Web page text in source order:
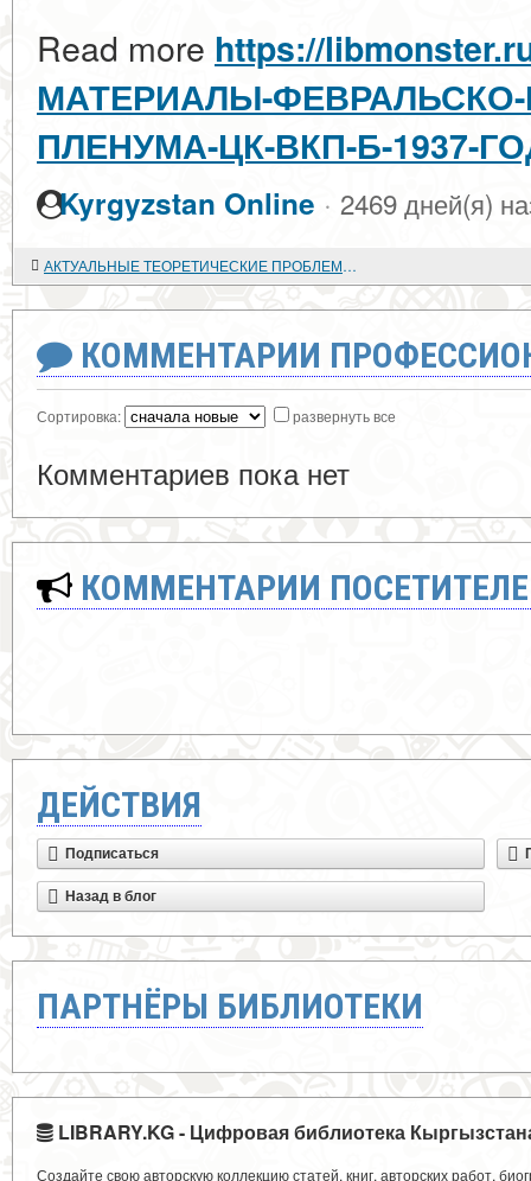
Read more https://
МАТЕРИАЛЫ-
ПЛЕНУМА-ЦК-ВКП-Б-1937-
Kyrgyzstan Online · 2469 дней(я)
АКТУАЛЬНЫЕ ТЕОРЕТИЧЕСКИЕ ПРОБЛЕМЫ СОВРЕМЕННОЙ ИСТОРИЧЕСКОЙ НАУКИ
КОММЕНТАРИИ
Сортировка: развернуть все
Комментариев пока нет
КОММЕНТАРИИ
ДЕЙСТВИЯ
Подписаться
Назад в блог
ПАРТНЁРЫ БИБЛИОТЕКИ
LIBRARY.KG - Цифровая библиотека
Создайте свою авторскую коллекцию статей, книг, авторских работ,